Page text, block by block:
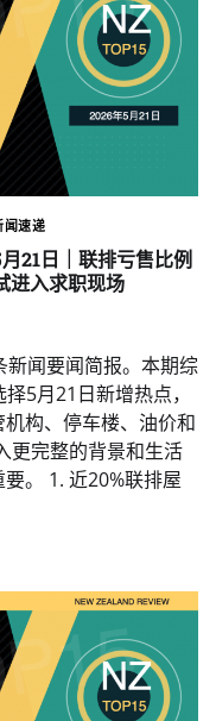
闻速递
21日｜联排亏售比例
进入求职现场
闻要闻简报。本期综
5月21日新增热点，
构、停车楼、油价和
更完整的背景和生活
。 1. 近20%联排屋